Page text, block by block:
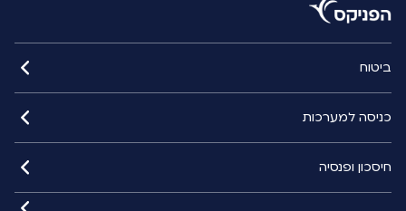
ביטוח
כניסה למערכות
חיסכון ופנסיה